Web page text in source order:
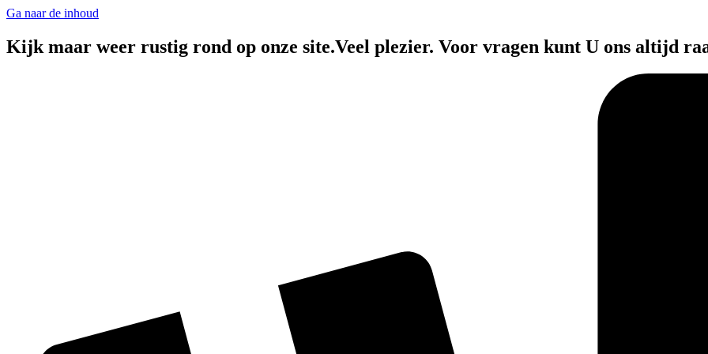
Ga naar de inhoud
Kijk maar weer rustig rond op onze site.Veel plezier. Voor vragen kunt U ons altijd